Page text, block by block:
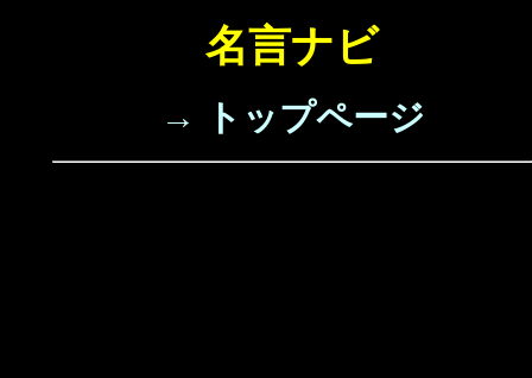
名言ナビ
→ トップページ